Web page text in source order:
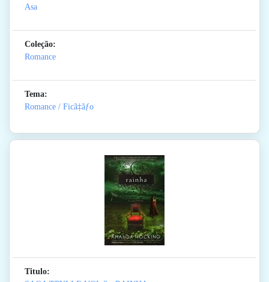
Asa
Coleção:
Romance
Tema:
Romance / Ficã‡ãƒo
Titulo: